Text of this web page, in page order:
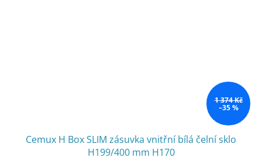
1 374 Kč
–35 %
Cemux H Box SLIM zásuvka vnitřní bílá čelní sklo
H199/400 mm H170